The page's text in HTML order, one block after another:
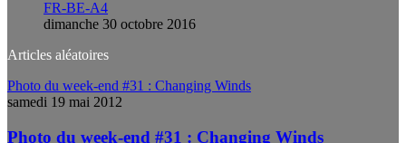
FR-BE-A4
dimanche 30 octobre 2016
Articles aléatoires
Photo du week-end #31 : Changing Winds
samedi 19 mai 2012
Photo du week-end #31 : Changing Winds